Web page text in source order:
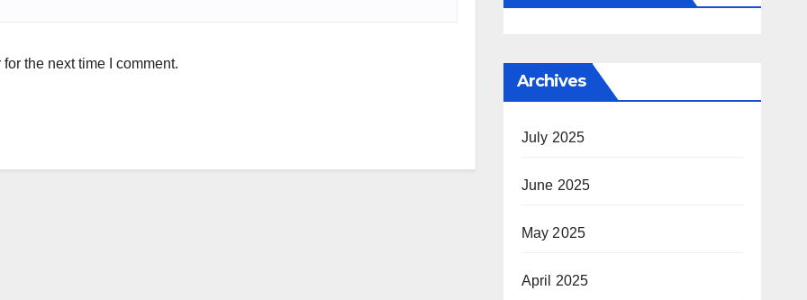
the next time I comment.
Archives
July 2025
June 2025
May 2025
April 2025